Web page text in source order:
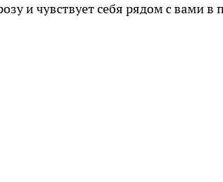
и чувствует себя рядом с вами в